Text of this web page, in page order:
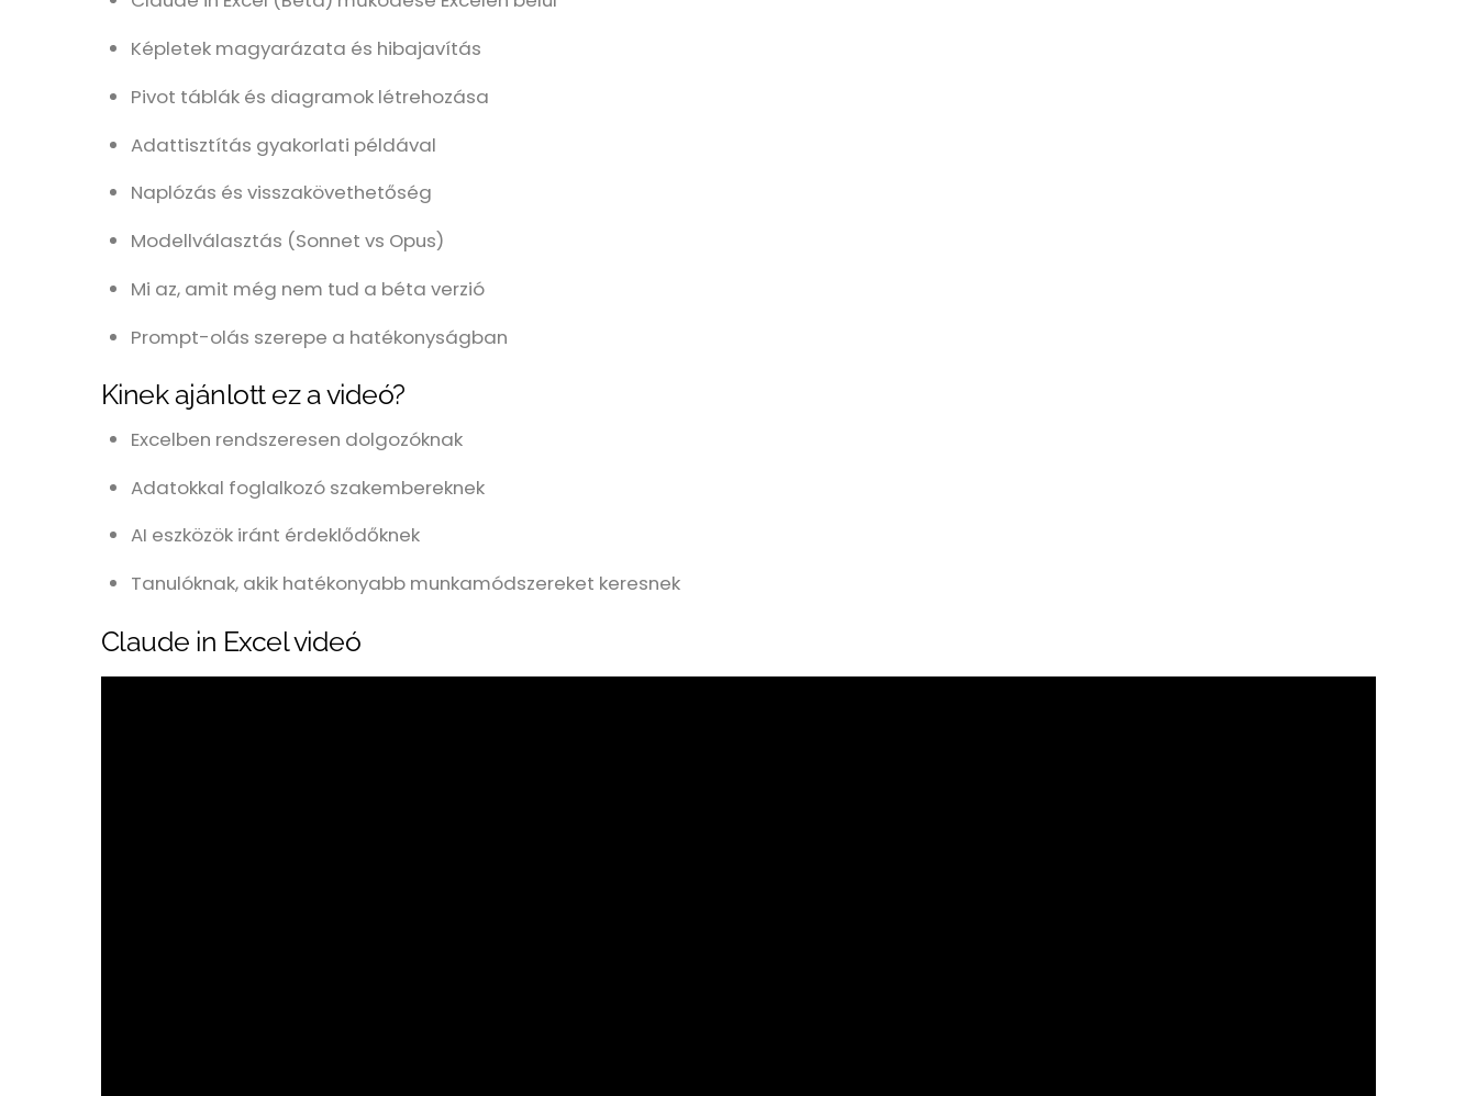
Képletek magyarázata és hibajavítás
Pivot táblák és diagramok létrehozása
Adattisztítás gyakorlati példával
Naplózás és visszakövethetőség
Modellválasztás (Sonnet vs Opus)
Mi az, amit még nem tud a béta verzió
Prompt-olás szerepe a hatékonyságban
Kinek ajánlott ez a videó?
Excelben rendszeresen dolgozóknak
Adatokkal foglalkozó szakembereknek
AI eszközök iránt érdeklődőknek
Tanulóknak, akik hatékonyabb munkamódszereket keresnek
Claude in Excel videó